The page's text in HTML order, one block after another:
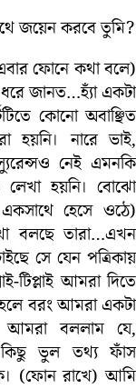
জয়েন করবে তুমি?
ফোনে কথা বলে)
জানত…হ্যাঁ একটা
কোনো অবাঞ্ছিত
হয়নি। নারে ভাই,
নেই এমনকি
লেখা হয়নি। বোঝো
হেসে ওঠে)
বলছে তারা…এখন
সে যেন পত্রিকায়
টিপ্লাই আমরা দিতে
বরং আমরা একটা
আমরা বললাম যে,
কিছু ভুল তথ্য ফাঁস
(ফোন রাখে) আমি